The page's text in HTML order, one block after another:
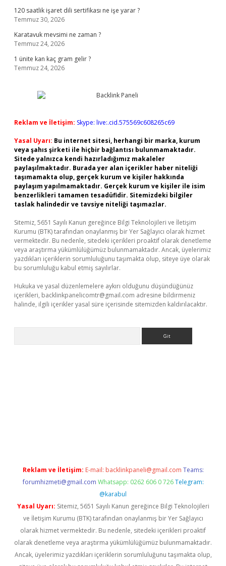
120 saatlik işaret dili sertifikası ne işe yarar ?
Temmuz 30, 2026
Karatavuk mevsimi ne zaman ?
Temmuz 24, 2026
1 ünite kan kaç gram gelir ?
Temmuz 24, 2026
Reklam ve İletişim: Skype: live:.cid.575569c608265c69
Yasal Uyarı: Bu internet sitesi, herhangi bir marka, kurum
veya şahıs şirketi ile hiçbir bağlantısı bulunmamaktadır.
Sitede yalnızca kendi hazırladığımız makaleler
paylaşılmaktadır. Burada yer alan içerikler haber niteliği
taşımamakta olup, gerçek kurum ve kişiler hakkında
paylaşım yapılmamaktadır. Gerçek kurum ve kişiler ile isim
benzerlikleri tamamen tesadüfidir. Sitemizdeki bilgiler
taslak halindedir ve tavsiye niteliği taşımazlar.
Sitemiz, 5651 Sayılı Kanun gereğince Bilgi Teknolojileri ve İletişim
Kurumu (BTK) tarafından onaylanmış bir Yer Sağlayıcı olarak hizmet
vermektedir. Bu nedenle, sitedeki içerikleri proaktif olarak denetleme
veya araştırma yükümlülüğümüz bulunmamaktadır. Ancak, üyelerimiz
yazdıkları içeriklerin sorumluluğunu taşımakta olup, siteye üye olarak
bu sorumluluğu kabul etmiş sayılırlar.
Hukuka ve yasal düzenlemelere aykırı olduğunu düşündüğünüz
içerikleri, backlinkpanelicomtr@gmail.com adresine bildirmeniz
halinde, ilgili içerikler yasal süre içerisinde sitemizden kaldırılacaktır.
Reklam ve İletişim: E-mail: backlinkpaneli@gmail.com Teams:
forumhizmeti@gmail.com Whatsapp: 0262 606 0 726 Telegram:
@karabul
Yasal Uyarı: Sitemiz, 5651 Sayılı Kanun gereğince Bilgi Teknolojileri
ve İletişim Kurumu (BTK) tarafından onaylanmış bir Yer Sağlayıcı
olarak hizmet vermektedir. Bu nedenle, sitedeki içerikleri proaktif
olarak denetleme veya araştırma yükümlülüğümüz bulunmamaktadır.
Ancak, üyelerimiz yazdıkları içeriklerin sorumluluğunu taşımakta olup,